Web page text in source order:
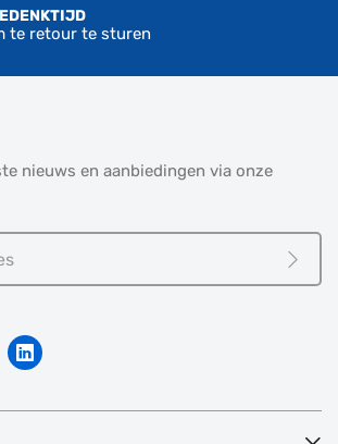
te retour te sturen
nieuws en aanbiedingen via onze
Meld